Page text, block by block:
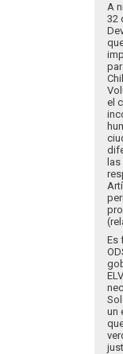
A
32
el
Es
un